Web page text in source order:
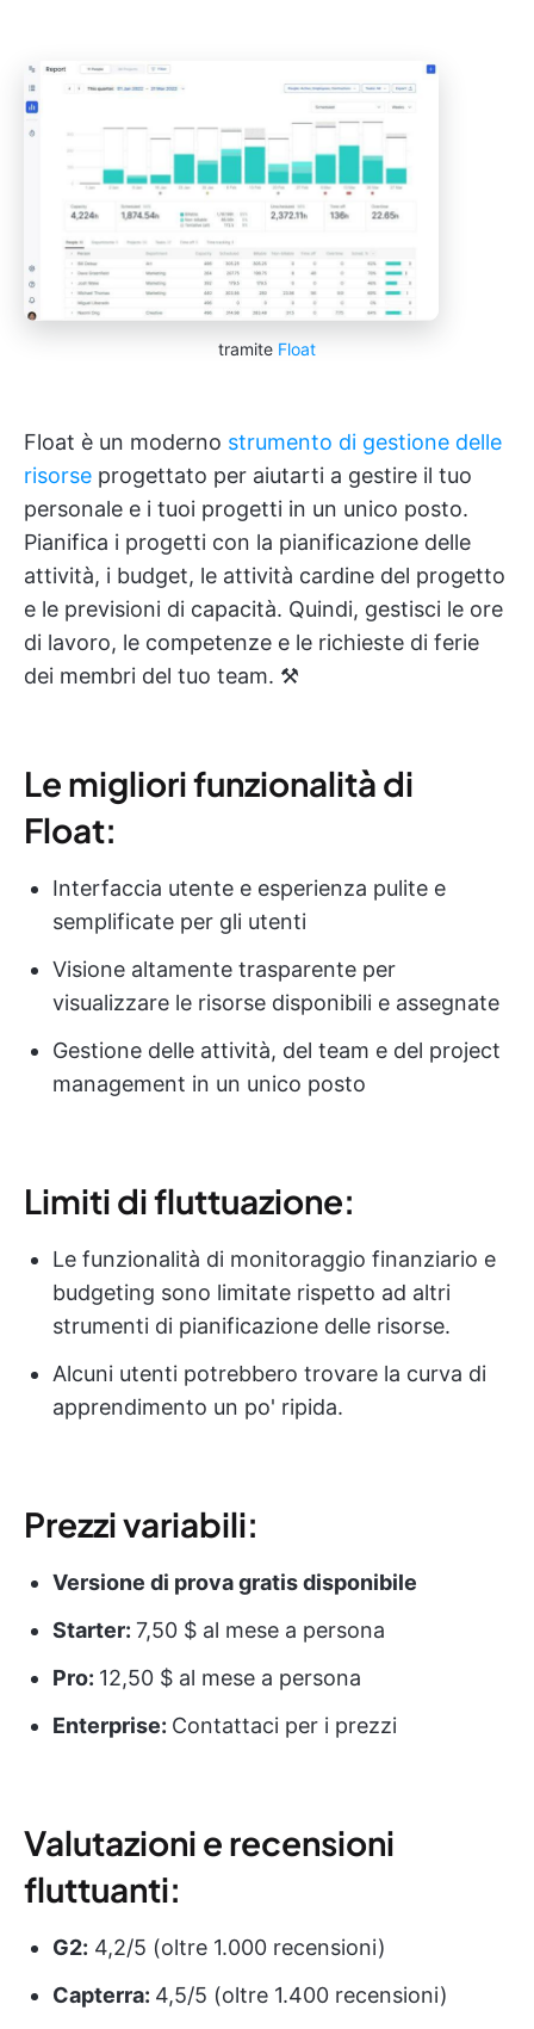
tramite Float
Float è un moderno strumento di gestione delle
risorse progettato per aiutarti a gestire il tuo
personale e i tuoi progetti in un unico posto.
Pianifica i progetti con la pianificazione delle
attività, i budget, le attività cardine del progetto
e le previsioni di capacità. Quindi, gestisci le ore
di lavoro, le competenze e le richieste di ferie
dei membri del tuo team. ⚒️
Le migliori funzionalità di
Float:
Interfaccia utente e esperienza pulite e
semplificate per gli utenti
Visione altamente trasparente per
visualizzare le risorse disponibili e assegnate
Gestione delle attività, del team e del project
management in un unico posto
Limiti di fluttuazione:
Le funzionalità di monitoraggio finanziario e
budgeting sono limitate rispetto ad altri
strumenti di pianificazione delle risorse.
Alcuni utenti potrebbero trovare la curva di
apprendimento un po' ripida.
Prezzi variabili:
Versione di prova gratis disponibile
Starter: 7,50 $ al mese a persona
Pro: 12,50 $ al mese a persona
Enterprise: Contattaci per i prezzi
Valutazioni e recensioni
fluttuanti:
G2: 4,2/5 (oltre 1.000 recensioni)
Capterra: 4,5/5 (oltre 1.400 recensioni)